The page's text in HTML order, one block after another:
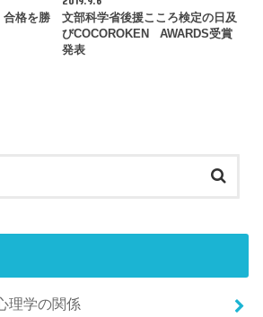
合格を勝
文部科学省後援こころ検定の日及
びCOCOROKEN AWARDS受賞
発表
理学の関係